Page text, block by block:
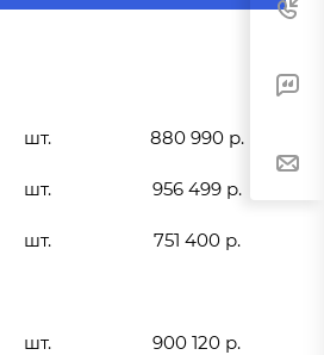
шт. 880 990 р.
шт. 956 499 р.
шт. 751 400 р.
шт. 900 120 р.